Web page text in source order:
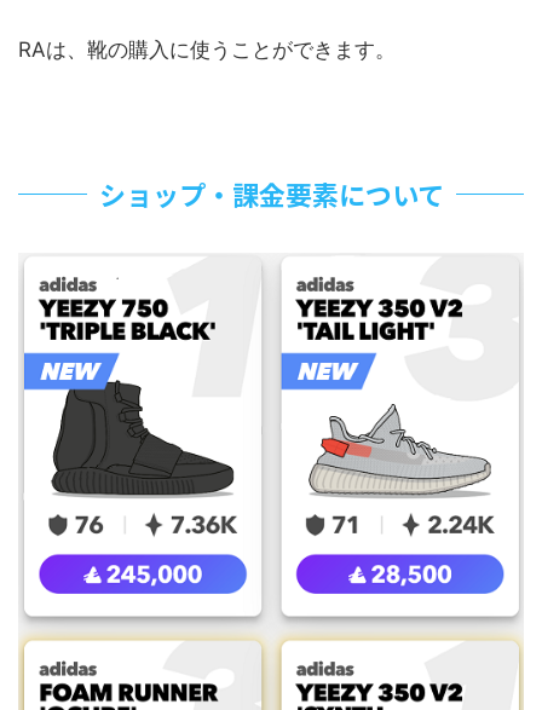
RAは、靴の購入に使うことができます。
ショップ・課金要素について